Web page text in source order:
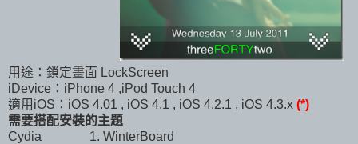
用途：鎖定畫面 LockScreen
iDevice：iPhone 4 ,iPod Touch 4
適用iOS：iOS 4.01 , iOS 4.1 , iOS 4.2.1 , iOS 4.3.x (*)
需要搭配安裝的主題
Cydia
1. WinterBoard